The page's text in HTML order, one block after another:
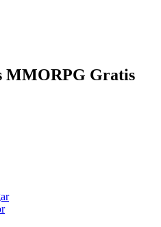
MMORPG Gratis